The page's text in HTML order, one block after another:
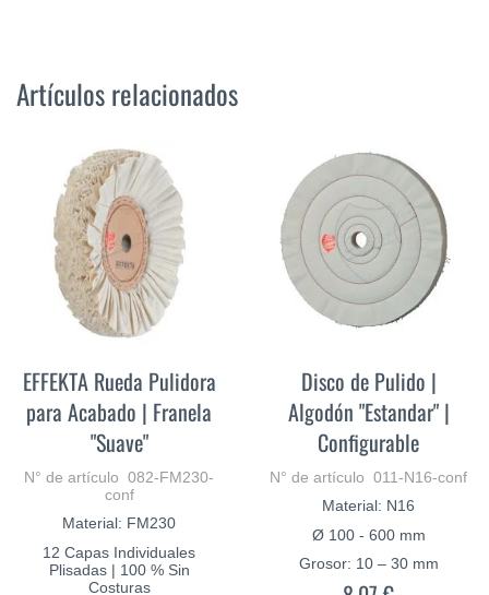
Artículos relacionados
EFFEKTA Rueda Pulidora
para Acabado | Franela
"Suave"
N° de artículo 082-FM230-
conf
Material: FM230
12 Capas Individuales
Plisadas | 100 % Sin
Costuras
Disco de Pulido |
Algodón "Estandar" |
Configurable
N° de artículo 011-N16-conf
Material: N16
Ø 100 - 600 mm
Grosor: 10 – 30 mm